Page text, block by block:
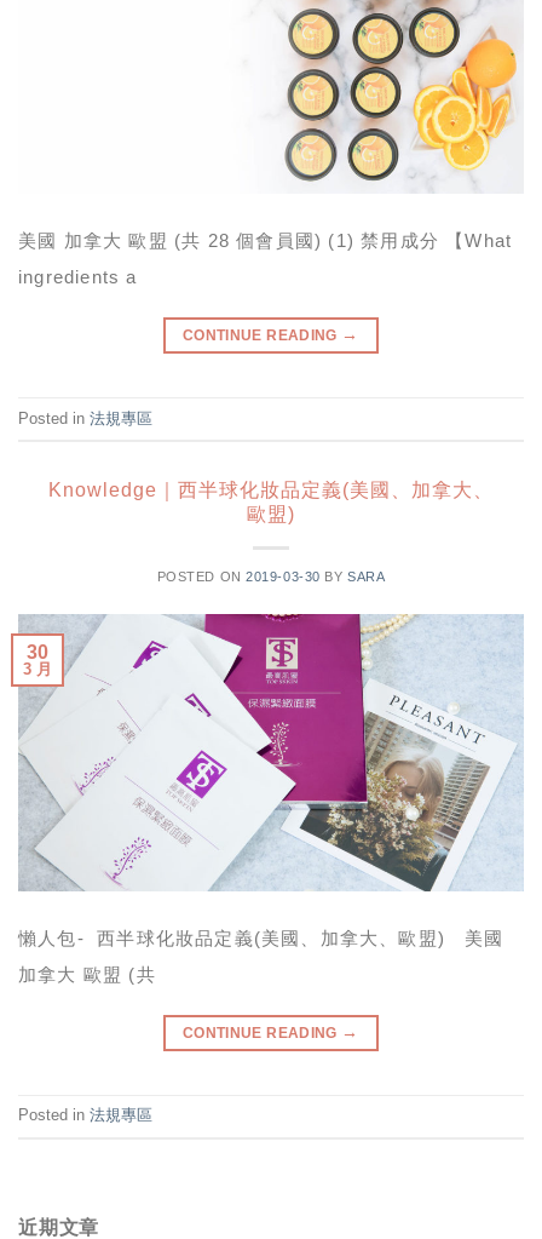
美國 加拿大 歐盟 (共 28 個會員國) (1) 禁用成分 【What
ingredients a
CONTINUE READING →
Posted in 法規專區
Knowledge｜西半球化妝品定義(美國、加拿大、
歐盟)
POSTED ON2019-03-30 BYSARA
30
3 月
懶人包- 西半球化妝品定義(美國、加拿大、歐盟) 美國
加拿大 歐盟 (共
CONTINUE READING →
Posted in 法規專區
近期文章